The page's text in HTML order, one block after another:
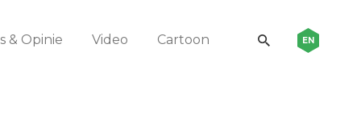
& Opinie Video Cartoon EN